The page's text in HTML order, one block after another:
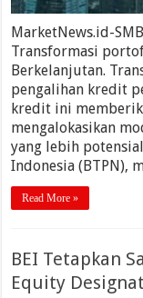
MarketNews.id-
Transformasi
Berkelanjutan.
pengalihan kredit
kredit ini
mengalokasikan
yang lebih
Indonesia (BTPN),
Read More »
BEI Tetapkan
Equity